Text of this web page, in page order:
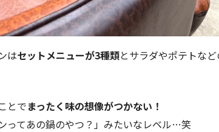
はセットメニューが3種類とサラダやポテトな
とでまったく味の想像がつかない！
ってあの鍋のやつ？」みたいなレベル…笑